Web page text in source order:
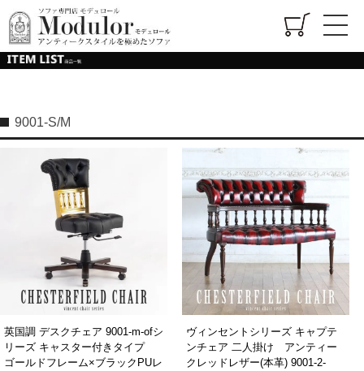
9001-S/M
英国調 デスクチェア 9001-m-ofシ
リーズ キャスター付きタイプ
ゴールドフレーム×ブラックPUレ
ヴィンセントシリーズ キャプテ
ンチェア 二人掛け アンティー
クレッドレザー(本革) 9001-2-